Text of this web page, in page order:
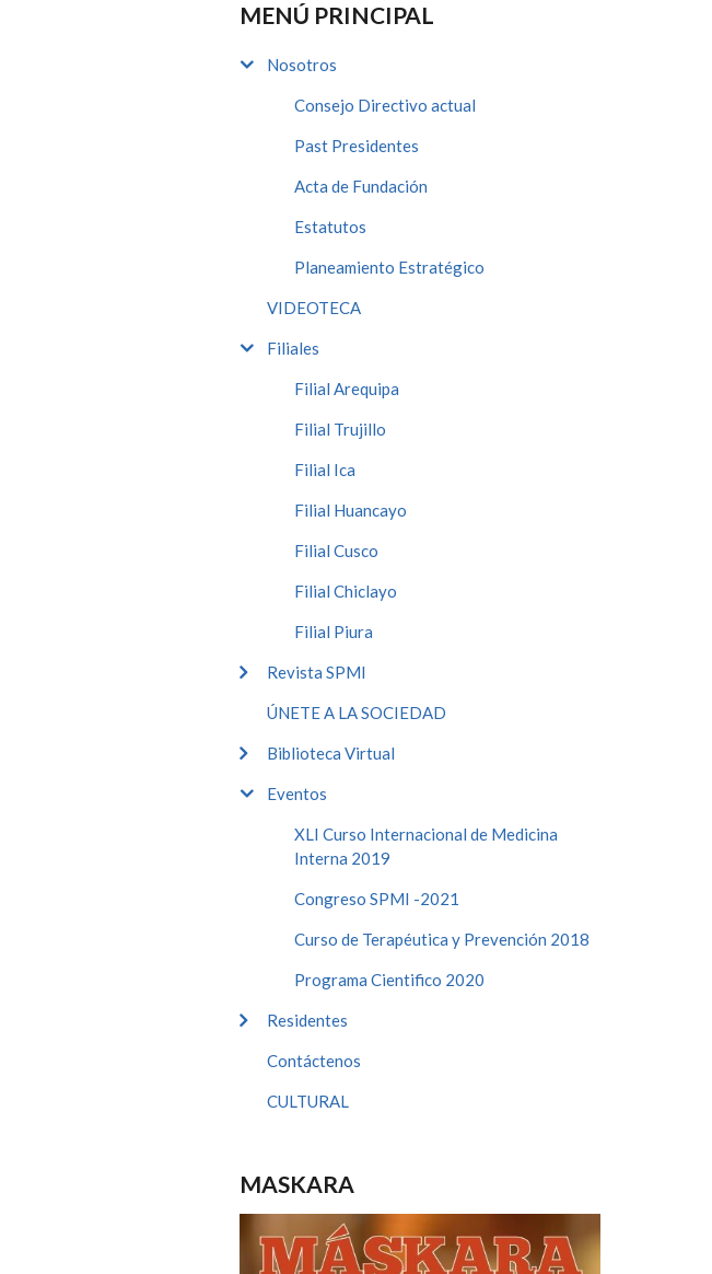
MENÚ PRINCIPAL
Nosotros
Consejo Directivo actual
Past Presidentes
Acta de Fundación
Estatutos
Planeamiento Estratégico
VIDEOTECA
Filiales
Filial Arequipa
Filial Trujillo
Filial Ica
Filial Huancayo
Filial Cusco
Filial Chiclayo
Filial Piura
Revista SPMI
ÚNETE A LA SOCIEDAD
Biblioteca Virtual
Eventos
XLI Curso Internacional de Medicina
Interna 2019
Congreso SPMI -2021
Curso de Terapéutica y Prevención 2018
Programa Cientifico 2020
Residentes
Contáctenos
CULTURAL
MASKARA